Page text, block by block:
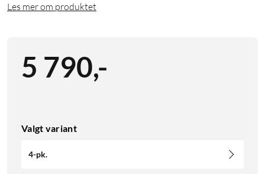
Les mer om produktet
5 790,-
Valgt variant
4-pk.